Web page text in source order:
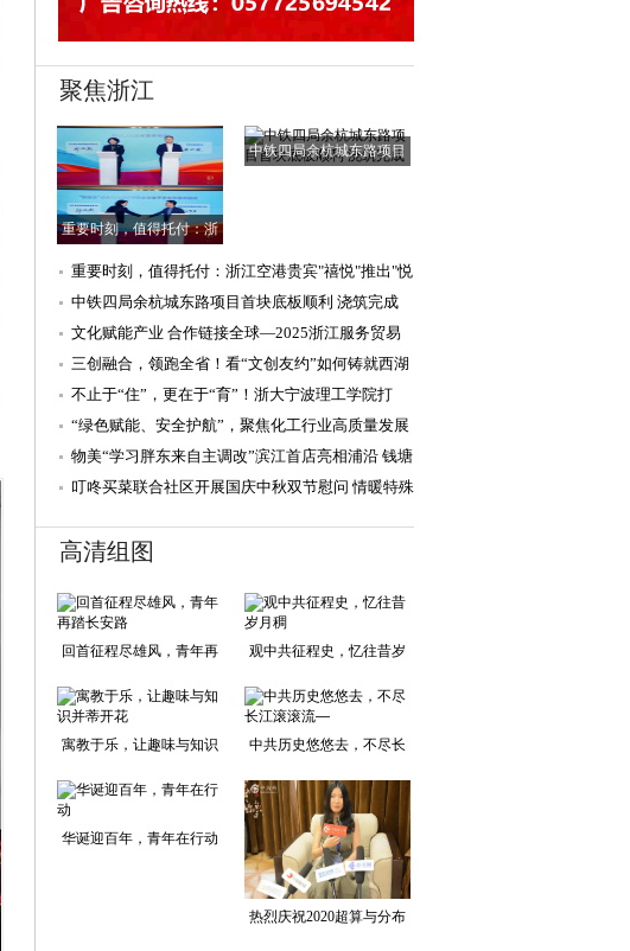
聚焦浙江
重要时刻，值得托付：浙
中铁四局余杭城东路项目
重要时刻，值得托付：浙江空港贵宾"禧悦"推出"悦
速达"，助旅客
中铁四局余杭城东路项目首块底板顺利 浇筑完成
文化赋能产业 合作链接全球—2025浙江服务贸易
（新加坡）影视展
三创融合，领跑全省！看“文创友约”如何铸就西湖
文化硬实力
不止于“住”，更在于“育”！浙大宁波理工学院打
造“生活成长
“绿色赋能、安全护航”，聚焦化工行业高质量发展
第三届华理产
物美“学习胖东来自主调改”滨江首店亮相浦沿 钱塘
下沙迎二店亮
叮咚买菜联合社区开展国庆中秋双节慰问 情暖特殊
高清组图
回首征程尽雄风，青年再
踏长安路
观中共征程史，忆往昔岁
月稠
寓教于乐，让趣味与知识
并蒂开花
中共历史悠悠去，不尽长
江滚滚流—
华诞迎百年，青年在行动
热烈庆祝2020超算与分布